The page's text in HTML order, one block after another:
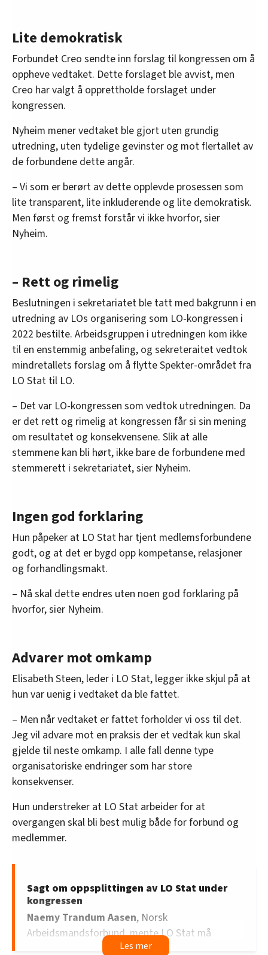
Lite demokratisk
Forbundet Creo sendte inn forslag til kongressen om å
oppheve vedtaket. Dette forslaget ble avvist, men
Creo har valgt å opprettholde forslaget under
kongressen.
Nyheim mener vedtaket ble gjort uten grundig
utredning, uten tydelige gevinster og mot flertallet av
de forbundene dette angår.
– Vi som er berørt av dette opplevde prosessen som
lite transparent, lite inkluderende og lite demokratisk.
Men først og fremst forstår vi ikke hvorfor, sier
Nyheim.
– Rett og rimelig
Beslutningen i sekretariatet ble tatt med bakgrunn i en
utredning av LOs organisering som LO-kongressen i
2022 bestilte. Arbeidsgruppen i utredningen kom ikke
til en enstemmig anbefaling, og sekreteraitet vedtok
mindretallets forslag om å flytte Spekter-området fra
LO Stat til LO.
– Det var LO-kongressen som vedtok utredningen. Da
er det rett og rimelig at kongressen får si sin mening
om resultatet og konsekvensene. Slik at alle
stemmene kan bli hørt, ikke bare de forbundene med
stemmerett i sekretariatet, sier Nyheim.
Ingen god forklaring
Hun påpeker at LO Stat har tjent medlemsforbundene
godt, og at det er bygd opp kompetanse, relasjoner
og forhandlingsmakt.
– Nå skal dette endres uten noen god forklaring på
hvorfor, sier Nyheim.
Advarer mot omkamp
Elisabeth Steen, leder i LO Stat, legger ikke skjul på at
hun var uenig i vedtaket da ble fattet.
– Men når vedtaket er fattet forholder vi oss til det.
Jeg vil advare mot en praksis der et vedtak kun skal
gjelde til neste omkamp. I alle fall denne type
organisatoriske endringer som har store
konsekvenser.
Hun understreker at LO Stat arbeider for at
overgangen skal bli best mulig både for forbund og
medlemmer.
Sagt om oppsplittingen av LO Stat under
kongressen
Naemy Trandum Aasen, Norsk
Arbeidsmandsforbund, mente LO Stat må
styrkes, slik at medlemmene står sterkere i